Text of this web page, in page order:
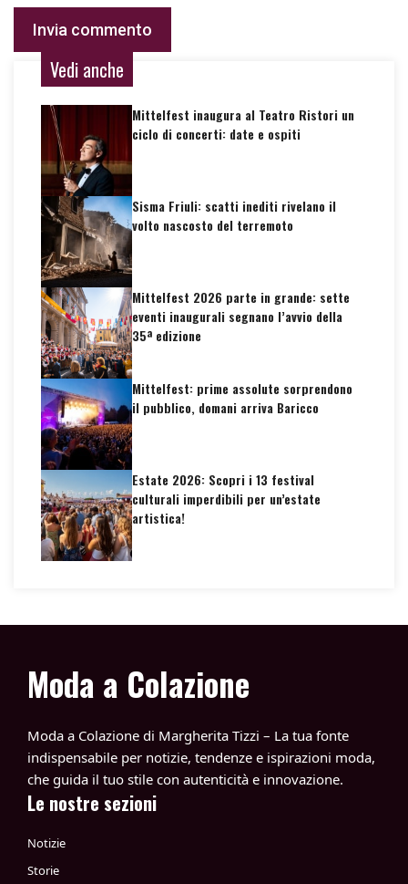
Vedi anche
Mittelfest inaugura al Teatro Ristori un
ciclo di concerti: date e ospiti
Sisma Friuli: scatti inediti rivelano il
volto nascosto del terremoto
Mittelfest 2026 parte in grande: sette
eventi inaugurali segnano l’avvio della
35ª edizione
Mittelfest: prime assolute sorprendono
il pubblico, domani arriva Baricco
Estate 2026: Scopri i 13 festival
culturali imperdibili per un’estate
artistica!
Moda a Colazione
Moda a Colazione di Margherita Tizzi – La tua fonte
indispensabile per notizie, tendenze e ispirazioni moda,
che guida il tuo stile con autenticità e innovazione.
Le nostre sezioni
Notizie
Storie